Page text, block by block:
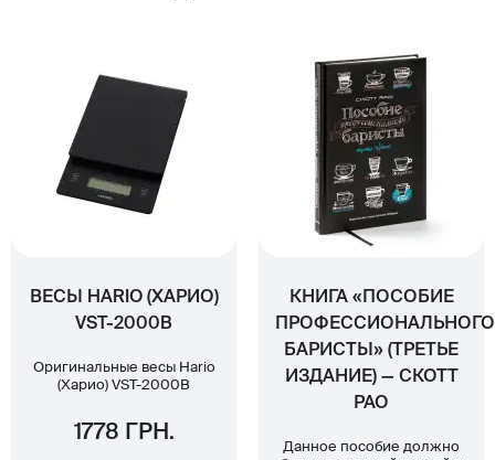
ВЕСЫ HARIO (ХАРИО)
VST-2000B
Оригинальные весы Hario
(Харио) VST-2000B
1778 ГРН.
КНИГА «ПОСОБИЕ
ПРОФЕССИОНАЛЬНОГО
БАРИСТЫ» (ТРЕТЬЕ
ИЗДАНИЕ) — СКОТТ
РАО
Данное пособие должно